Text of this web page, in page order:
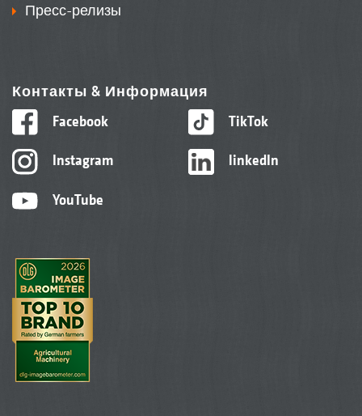
Пресс-релизы
Контакты & Информация
Facebook
Instagram
YouTube
TikTok
linkedIn